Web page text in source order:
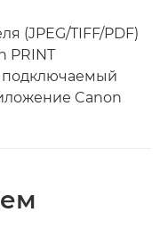
(JPEG/TIFF/PDF)
PRINT
подключаемый
Canon